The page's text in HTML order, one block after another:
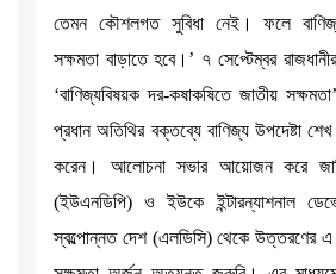
তেমন কৌশলগত সুবিধা নেই। ফলে
সক্ষমতা বাড়াতে হবে।’ ৭ সেপ্টেম্বর রাজধানীর
‘বাণিজ্যবিষয়ক দর-কষাকষিতে জাতীয়
প্রধান অতিথির বক্তব্যে বাণিজ্য উপদেষ্টা
করেন। আলোচনা সভার আয়োজন করে
(ইউএনডিপি) ও ইউকে ইন্টারন্যাশনাল
স্বল্পোন্নত দেশ (এলডিসি) থেকে উত্তরণের